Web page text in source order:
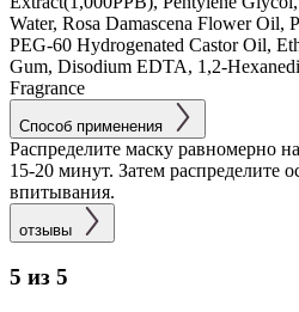
Water, Rosa Damascena Flower Oil,
PEG-60 Hydrogenated Castor Oil,
Gum, Disodium EDTA, 1,2-
Fragrance
Способ применения
Распределите маску равномерно
15-20 минут. Затем распределите
впитывания.
отзывы
5 из 5